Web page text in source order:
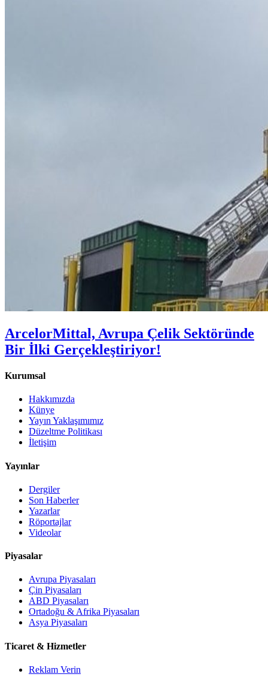
ArcelorMittal, Avrupa Çelik Sektöründe
Bir İlki Gerçekleştiriyor!
Kurumsal
Hakkımızda
Künye
Yayın Yaklaşımımız
Düzeltme Politikası
İletişim
Yayınlar
Dergiler
Son Haberler
Yazarlar
Röportajlar
Videolar
Piyasalar
Avrupa Piyasaları
Çin Piyasaları
ABD Piyasaları
Ortadoğu & Afrika Piyasaları
Asya Piyasaları
Ticaret & Hizmetler
Reklam Verin